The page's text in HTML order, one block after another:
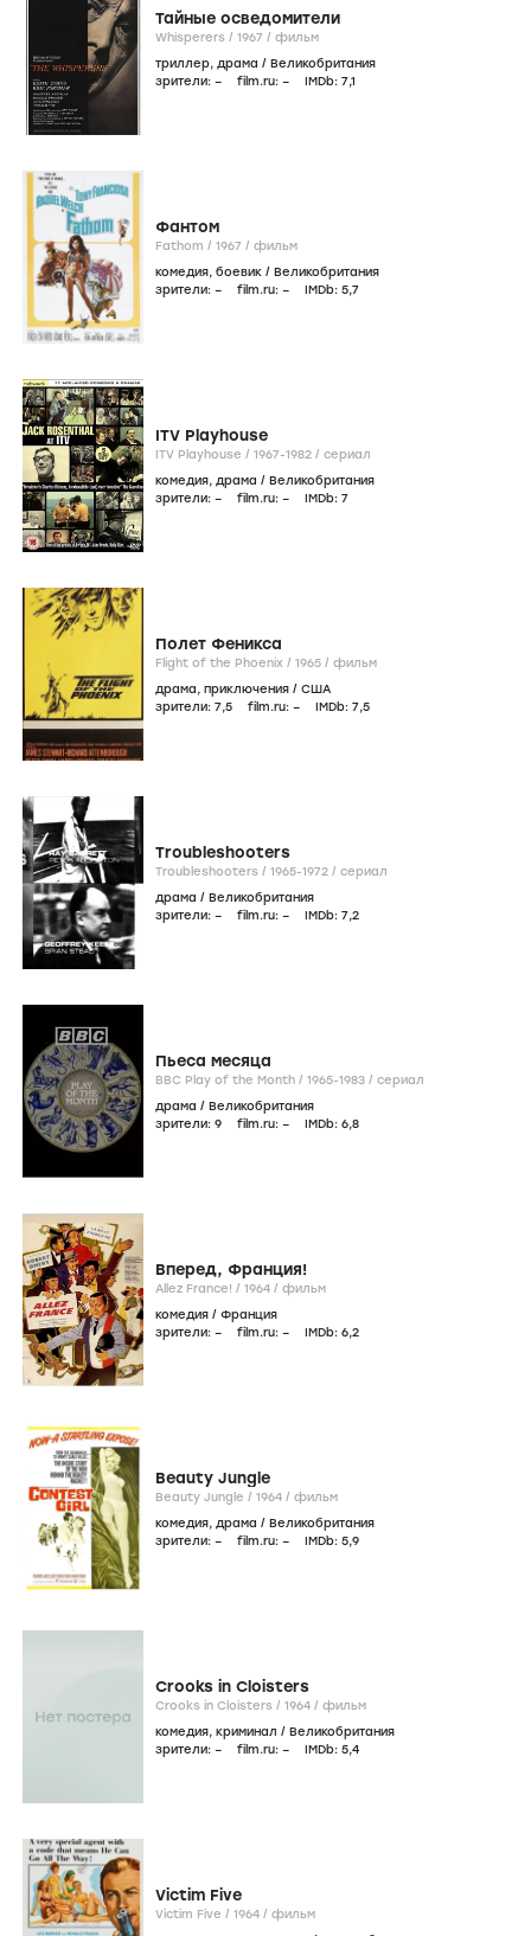
Тайные осведомители
Whisperers / 1967 / фильм
триллер, драма / Великобритания
зрители: – film.ru: – IMDb: 7,1
Фантом
Fathom / 1967 / фильм
комедия, боевик / Великобритания
зрители: – film.ru: – IMDb: 5,7
ITV Playhouse
ITV Playhouse / 1967-1982 / сериал
комедия, драма / Великобритания
зрители: – film.ru: – IMDb: 7
Полет Феникса
Flight of the Phoenix / 1965 / фильм
драма, приключения / США
зрители: 7,5 film.ru: – IMDb: 7,5
Troubleshooters
Troubleshooters / 1965-1972 / сериал
драма / Великобритания
зрители: – film.ru: – IMDb: 7,2
Пьеса месяца
BBC Play of the Month / 1965-1983 / сериал
драма / Великобритания
зрители: 9 film.ru: – IMDb: 6,8
Вперед, Франция!
Allez France! / 1964 / фильм
комедия / Франция
зрители: – film.ru: – IMDb: 6,2
Beauty Jungle
Beauty Jungle / 1964 / фильм
комедия, драма / Великобритания
зрители: – film.ru: – IMDb: 5,9
Crooks in Cloisters
Crooks in Cloisters / 1964 / фильм
комедия, криминал / Великобритания
зрители: – film.ru: – IMDb: 5,4
Victim Five
Victim Five / 1964 / фильм